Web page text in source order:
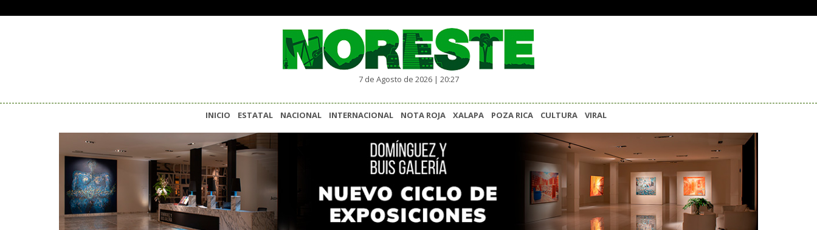
7 de Agosto de 2026 | 20:27
INICIO ESTATAL NACIONAL INTERNACIONAL NOTA ROJA XALAPA POZA RICA CULTURA VIRAL